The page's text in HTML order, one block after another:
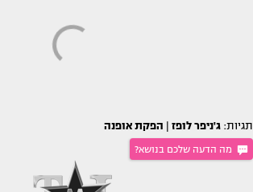
תגיות: ג'ניפר לופז הפקת אופנה
מה הדעה שלכם בנושא?